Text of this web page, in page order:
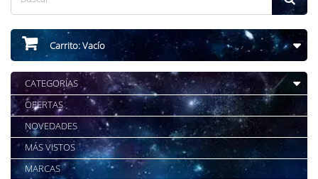
Carrito:Vacío
CATEGORÍAS
OFERTAS
NOVEDADES
MÁS VISTOS
MARCAS